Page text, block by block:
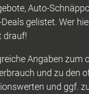
Auto-
gelistet. Wer
drauf!
Angaben zum
und zu den
und ggf.